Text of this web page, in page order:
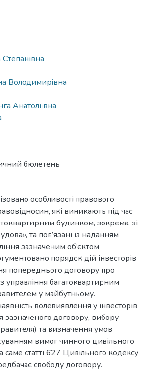
Володимирівна
Анатоліївна
бюлетень
особливості правового
які виникають під час
будинком, зокрема, зі
та пов’язані із наданням
зазначеним об’єктом
порядок дій інвесторів
попереднього договору про
управління багатоквартирним
у майбутньому.
волевиявлення у інвесторів
договору, вибору
та визначення умов
вимог чинного цивільного
саме статті 627 Цивільного кодексу
свободу договору.